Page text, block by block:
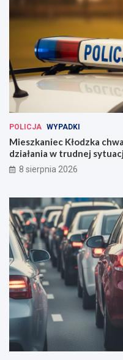
POLICJA WYPADKI
Mieszkaniec Kłodzka
działania w trudnej
8 sierpnia 2026